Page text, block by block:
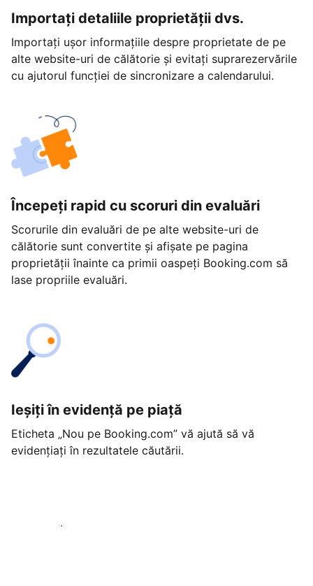
Importați detaliile proprietății dvs.
Importați ușor informațiile despre proprietate de pe
alte website-uri de călătorie și evitați suprarezervările
cu ajutorul funcției de sincronizare a calendarului.
Începeți rapid cu scoruri din evaluări
Scorurile din evaluări de pe alte website-uri de
călătorie sunt convertite și afișate pe pagina
proprietății înainte ca primii oaspeți Booking.com să
lase propriile evaluări.
Ieșiți în evidență pe piață
Eticheta „Nou pe Booking.com” vă ajută să vă
evidențiați în rezultatele căutării.
Începeți astăzi